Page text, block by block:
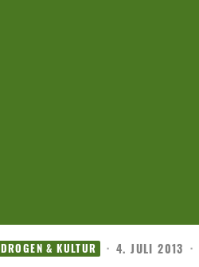
DROGEN & KULTUR · 4. JULI 2013 ·